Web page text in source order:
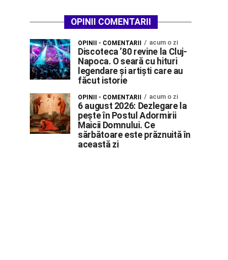
OPINII COMENTARII
OPINII - COMENTARII acum o zi
Discoteca ’80 revine la Cluj-
Napoca. O seară cu hituri
legendare și artiști care au
făcut istorie
OPINII - COMENTARII acum o zi
6 august 2026: Dezlegare la
pește în Postul Adormirii
Maicii Domnului. Ce
sărbătoare este prăznuită în
această zi